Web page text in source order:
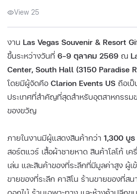
View 25
งาน Las Vegas Souvenir & Resort
ขึ้นระหว่างวันที่ 6–9 ตุลาคม 2569 ณ
Center, South Hall (3150 Paradise
โดยมีผู้จัดคือ Clarion Events US ถือเ
ประเทศที่สำคัญที่สุดสำหรับอุตสาหกรรม
ของขวัญ
ภายในงานมีผู้แสดงสินค้ากว่า 1,300 บูธ
สอร์ตแวร์ เสื้อผ้าชายหาด สินค้าโลโก้ เ
เล่น และสินค้าของที่ระลึกที่มีมูลค่าสูง ผู้
ขายของที่ระลึก คาสิโน ร้านขายของที่ส